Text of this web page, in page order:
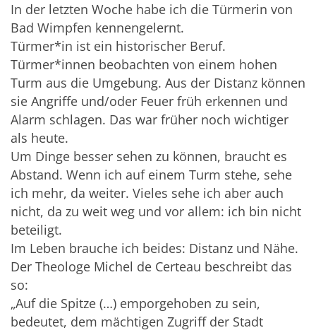
In der letzten Woche habe ich die Türmerin von
Bad Wimpfen kennengelernt.
Türmer*in ist ein historischer Beruf.
Türmer*innen beobachten von einem hohen
Turm aus die Umgebung. Aus der Distanz können
sie Angriffe und/oder Feuer früh erkennen und
Alarm schlagen. Das war früher noch wichtiger
als heute.
Um Dinge besser sehen zu können, braucht es
Abstand. Wenn ich auf einem Turm stehe, sehe
ich mehr, da weiter. Vieles sehe ich aber auch
nicht, da zu weit weg und vor allem: ich bin nicht
beteiligt.
Im Leben brauche ich beides: Distanz und Nähe.
Der Theologe Michel de Certeau beschreibt das
so:
„Auf die Spitze (…) emporgehoben zu sein,
bedeutet, dem mächtigen Zugriff der Stadt